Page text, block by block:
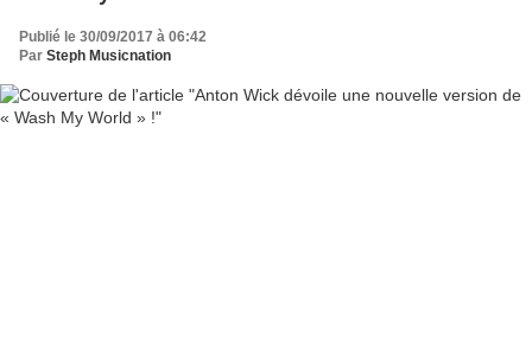
Publié le 30/09/2017 à 06:42
Par Steph Musicnation